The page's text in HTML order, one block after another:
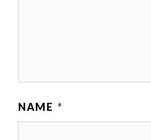
NAME *